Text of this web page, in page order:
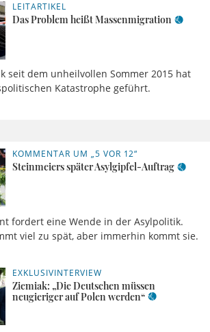
LEITARTIKEL
Das Problem heißt Massenmigration
seit dem unheilvollen Sommer 2015 hat
Katastrophe geführt.
KOMMENTAR UM „5 VOR 12“
Steinmeiers später Asylgipfel-Auftrag
fordert eine Wende in der Asylpolitik.
viel zu spät, aber immerhin kommt sie.
EXKLUSIVINTERVIEW
Ziemiak: „Die Deutschen müssen
neugieriger auf Polen werden“